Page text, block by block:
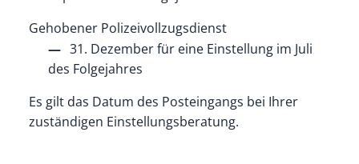
Gehobener Polizeivollzugsdienst
31. Dezember für eine Einstellung im Juli
des Folgejahres
Es gilt das Datum des Posteingangs bei Ihrer
zuständigen Einstellungsberatung.